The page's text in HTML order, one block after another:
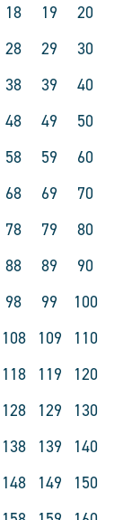
18 19
20
28 29
30
38 39
40
48 49
50
58 59
60
68 69
70
78 79
80
88 89
90
98 99
100
108 109
110
118 119
120
128 129
130
138 139
140
148 149
150